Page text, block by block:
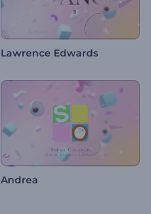
Lawrence Edwards
Andrea